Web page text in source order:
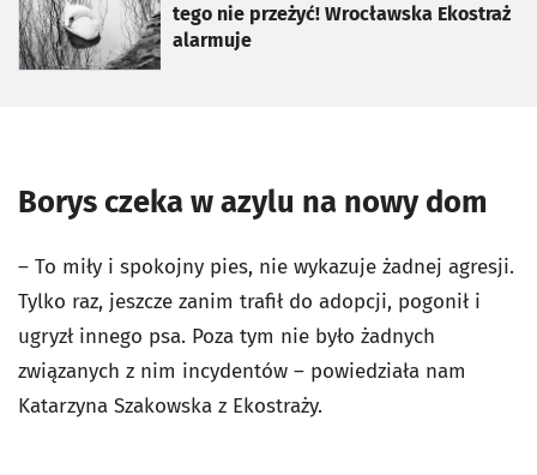
tego nie przeżyć! Wrocławska Ekostraż
alarmuje
Borys czeka w azylu na nowy dom
– To miły i spokojny pies, nie wykazuje żadnej agresji.
Tylko raz, jeszcze zanim trafił do adopcji, pogonił i
ugryzł innego psa. Poza tym nie było żadnych
związanych z nim incydentów – powiedziała nam
Katarzyna Szakowska z Ekostraży.